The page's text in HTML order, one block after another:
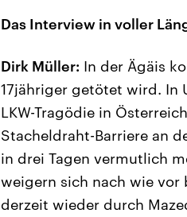
Das Interview in voller
Dirk Müller: In der Ägäis
17jähriger getötet wird. In
LKW-Tragödie in
Stacheldraht-Barriere an
in drei Tagen vermutlich
weigern sich nach wie vor
derzeit wieder durch